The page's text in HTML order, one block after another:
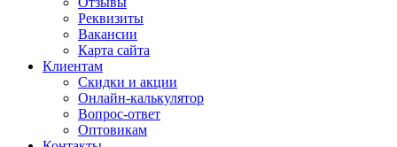
Реквизиты
Вакансии
Карта сайта
Клиентам
Скидки и акции
Онлайн-калькулятор
Вопрос-ответ
Оптовикам